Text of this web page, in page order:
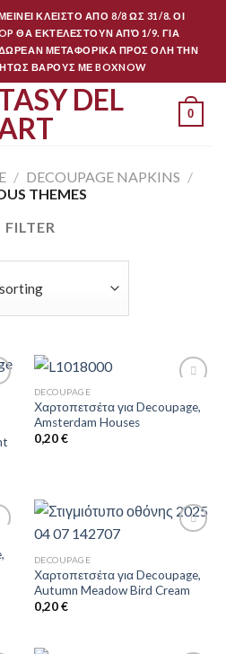
ΚΛΕΙΣΤΟ ΑΠΟ 8/8 ΩΣ 31/8. ΟΙ
ΘΑ ΕΚΤΕΛΕΣΤΟΥΝ ΑΠΌ 1/9. ΓΙΑ
ΜΕΤΑΦΟΡΙΚΑ ΠΡΟΣ ΟΛΗ ΤΗΝ
ΒΑΡΟΥΣ ΜΕ BOXNOW
0
/ DECOUPAGE NAPKINS /
THEMES
FILTER
DECOUPAGE
Χαρτοπετσέτα για Decoupage,
Amsterdam Houses
0,20€
Πρόσθήκη
στην λίστα
DECOUPAGE
Χαρτοπετσέτα για Decoupage,
Autumn Meadow Bird Cream
0,20€